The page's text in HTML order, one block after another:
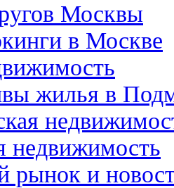
Москвы
в Москве
жилья в
недвижимость
рынок и